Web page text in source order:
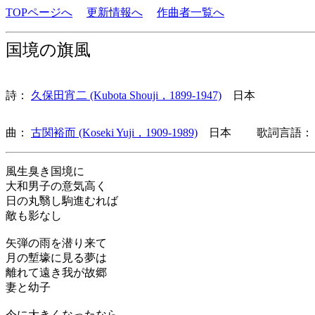
TOPページへ 更新情報へ 作曲者一覧へ
国境の旗風
詩： 久保田宵二 (Kubota Shouji，1899-1947) 日本
曲： 古関裕而 (Koseki Yuji，1909-1989) 日本 歌詞言語：
風生臭き国境に
大和男子の意気高く
日の丸翳し駒進むれば
敵も影なし
矢弾の雨を潜り来て
月の塹壕に見る夢は
離れて遠き我が故郷
妻と幼子